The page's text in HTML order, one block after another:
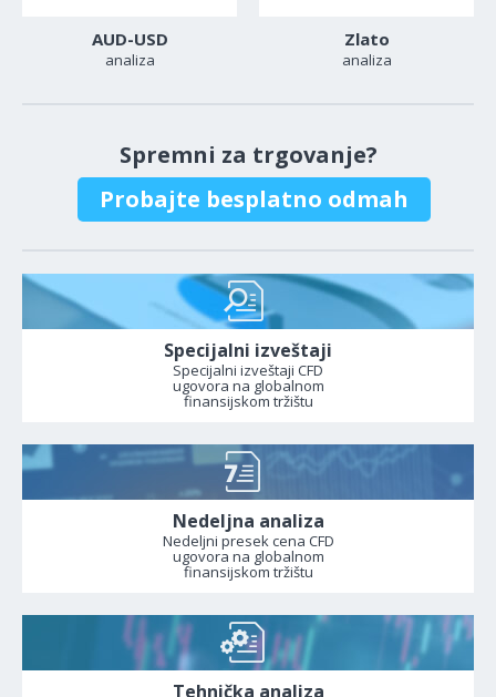
AUD-USD
analiza
Zlato
analiza
Spremni za trgovanje?
Probajte besplatno odmah
Specijalni izveštaji
Specijalni izveštaji CFD
ugovora na globalnom
finansijskom tržištu
Nedeljna analiza
Nedeljni presek cena CFD
ugovora na globalnom
finansijskom tržištu
Tehnička analiza